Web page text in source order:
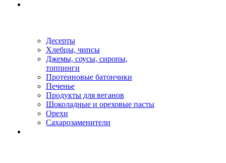
Десерты
Хлебцы, чипсы
Джемы, соусы, сиропы,
топпинги
Протеиновые батончики
Печенье
Продукты для веганов
Шоколадные и ореховые пасты
Орехи
Сахарозаменители